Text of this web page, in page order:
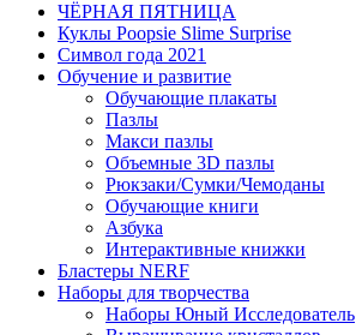
ЧЁРНАЯ ПЯТНИЦА
Куклы Poopsie Slime Surprise
Символ года 2021
Обучение и развитие
Обучающие плакаты
Пазлы
Макси пазлы
Объемные 3D пазлы
Рюкзаки/Сумки/Чемоданы
Обучающие книги
Азбука
Интерактивные книжки
Бластеры NERF
Наборы для творчества
Наборы Юный Исследователь